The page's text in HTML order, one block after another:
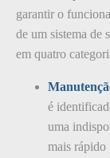
garantir o
de um sistema de
em quatro
é
uma
mais rápido